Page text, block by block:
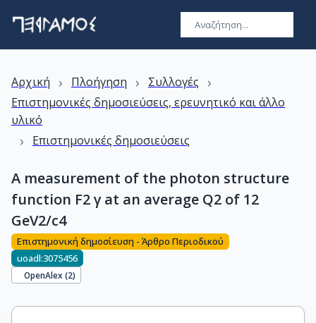
Αρχική › Πλοήγηση › Συλλογές ›
Επιστημονικές δημοσιεύσεις, ερευνητικό και άλλο
υλικό
› Επιστημονικές δημοσιεύσεις
A measurement of the photon structure
function F2 γ at an average Q2 of 12
GeV2/c4
Επιστημονική δημοσίευση - Άρθρο Περιοδικού
uoadl:3075456
OpenAlex (2)